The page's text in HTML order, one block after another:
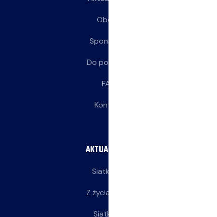
Obozy
Sponsorzy
Do pobrania
FAQ
Kontakt
AKTUALNOŚCI
Siatkarze
Z życia klubu
Siatkarki